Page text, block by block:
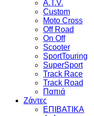
A.T.V.
Custom
Moto Cross
Off Road
On Off
Scooter
SportTouring
SuperSport
Track Race
Track Road
Παπιά
Ζάντες
ΕΠΙΒΑΤΙΚΑ